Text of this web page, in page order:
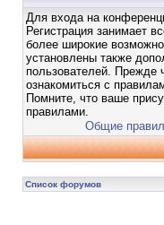
Для входа на
Регистрация занимает
более широкие
установлены также
пользователей. Прежде
ознакомиться с
Помните, что ваше
правилами.
Общие
Список форумов